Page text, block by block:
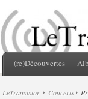
(re)Découvertes
LeTransistor Concerts